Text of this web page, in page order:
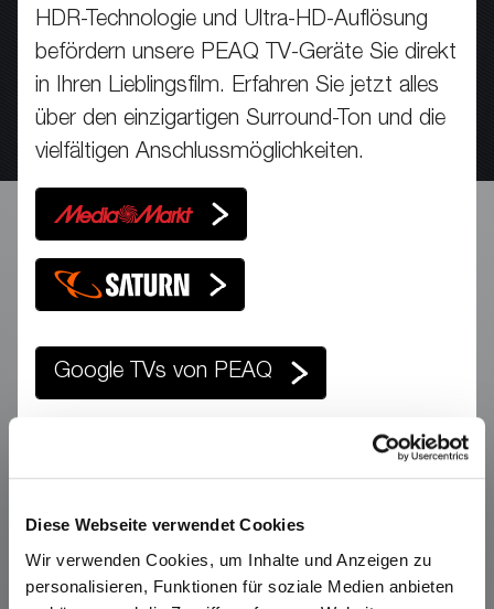
Diese Webseite verwendet Cookies
Wir verwenden Cookies, um Inhalte und Anzeigen zu
personalisieren, Funktionen für soziale Medien anbieten
HDR-Technologie und Ultra-HD-Auflösung
befördern unsere PEAQ TV-Geräte Sie direkt
in Ihren Lieblingsfilm. Erfahren Sie jetzt alles
über den einzigartigen Surround-Ton und die
vielfältigen Anschlussmöglichkeiten.
Google TVs von PEAQ